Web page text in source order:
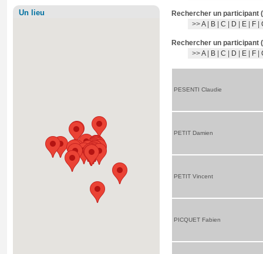
Un lieu
Rechercher un participant
>>A| B C D E F
Rechercher un participant
>>A| B C D E F
PESENTI Claudie
PETIT Damien
PETIT Vincent
PICQUET Fabien